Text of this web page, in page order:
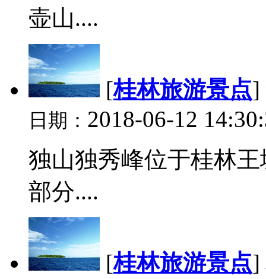
壶山....
[桂林旅游景点]
日期： 2018-06-12
独山独秀峰位于桂林
部分....
[桂林旅游景点]